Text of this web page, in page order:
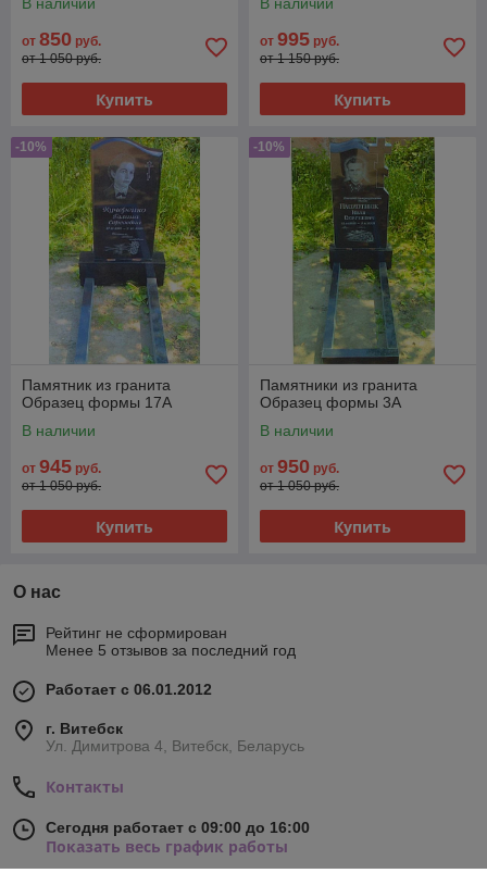
В наличии
от 850 руб.
от 1 050 руб.
Купить
В наличии
от 995 руб.
от 1 150 руб.
Купить
-10%
Памятник из гранита
Образец формы 17А
В наличии
от 945 руб.
от 1 050 руб.
Купить
-10%
Памятники из гранита
Образец формы 3А
В наличии
от 950 руб.
от 1 050 руб.
Купить
О нас
Рейтинг не сформирован
Менее 5 отзывов за последний год
Работает с 06.01.2012
г. Витебск
Ул. Димитрова 4, Витебск, Беларусь
Контакты
Сегодня работает с 09:00 до 16:00
Показать весь график работы